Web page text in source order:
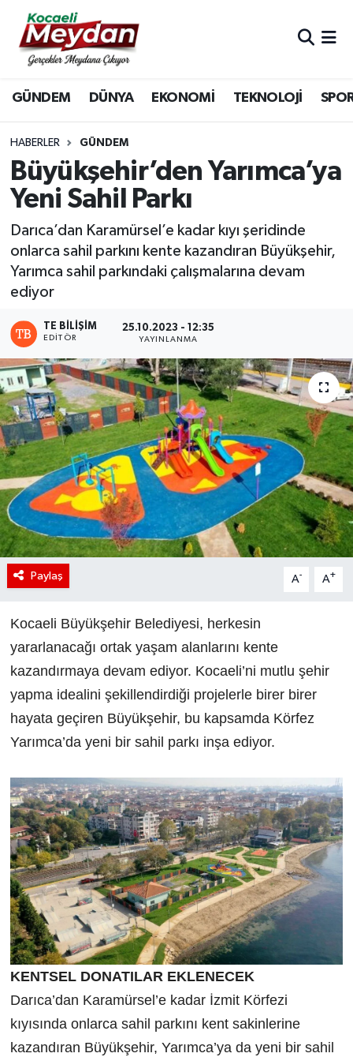
GÜNDEM DÜNYA EKONOMİ TEKNOLOJİ
HABERLER GÜNDEM
Büyükşehir’den Yarımca’ya
Yeni Sahil Parkı
Darıca’dan Karamürsel’e kadar kıyı şeridinde
onlarca sahil parkını kente kazandıran Büyükşehir,
Yarımca sahil parkındaki çalışmalarına devam
ediyor
TE BILIŞIM
EDITÖR
25.10.2023 - 12:35
YAYINLANMA
Paylaş A- A+
Kocaeli Büyükşehir Belediyesi, herkesin
yararlanacağı ortak yaşam alanlarını kente
kazandırmaya devam ediyor. Kocaeli’ni mutlu şehir
yapma idealini şekillendirdiği projelerle birer birer
hayata geçiren Büyükşehir, bu kapsamda Körfez
Yarımca’da yeni bir sahil parkı inşa ediyor.
KENTSEL DONATILAR EKLENECEK
Darıca’dan Karamürsel’e kadar İzmit Körfezi
kıyısında onlarca sahil parkını kent sakinlerine
kazandıran Büyükşehir, Yarımca’ya da yeni bir sahil
Nöbetçi Eczaneler
Hava Durumu
Trafik Durumu
Süper Lig Puan Durumu ve Fikstür
Son Dakika Haberleri
Haber Arşivi